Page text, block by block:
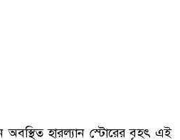
অবস্থিত হারল্যান স্টোরের বৃহৎ এই